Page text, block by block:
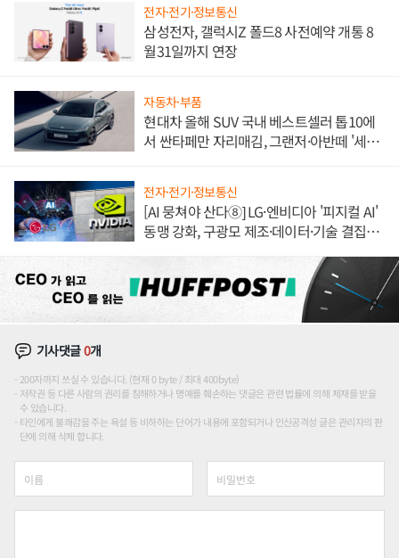
전자·전기·정보통신
삼성전자, 갤럭시Z 폴드8 사전예약 개통 8
월31일까지 연장
자동차·부품
현대차 올해 SUV 국내 베스트셀러 톱10에
서 싼타페만 자리매김, 그랜저·아반떼 '세단
전자·전기·정보통신
[AI 뭉쳐야 산다⑧] LG·엔비디아 '피지컬 AI'
동맹 강화, 구광모 제조·데이터·기술 결집
기사댓글0개
200자까지 쓰실 수 있습니다. (현재 0 byte / 최대 400byte)
저작권 등 다른 사람의 권리를 침해하거나 명예를 훼손하는 댓글은 관련 법률에 의해 제재를 받을
수 있습니다.
타인에게 불쾌감을 주는 욕설 등 비하하는 단어가 내용에 포함되거나 인신공격성 글은 관리자의 판
단에 의해 삭제 합니다.